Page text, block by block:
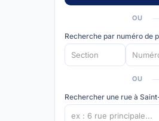
OU
Recherche par numéro de
OU
Rechercher une rue à